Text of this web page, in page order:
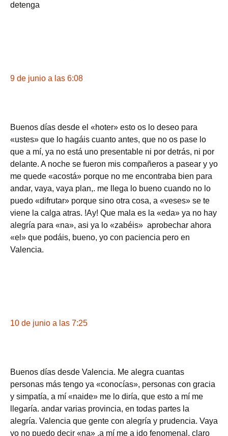
detenga
9 de junio a las 6:08
Buenos días desde el «hoter» esto os lo deseo para
«ustes» que lo hagáis cuanto antes, que no os pase lo
que a mí, ya no está uno presentable ni por detrás, ni por
delante. A noche se fueron mis compañeros a pasear y yo
me quede «acostá» porque no me encontraba bien para
andar, vaya, vaya plan,. me llega lo bueno cuando no lo
puedo «difrutar» porque sino otra cosa, a «veses» se te
viene la calga atras. !Ay! Que mala es la «eda» ya no hay
alegría para «na», asi ya lo «zabéis» aprobechar ahora
«el» que podáis, bueno, yo con paciencia pero en
Valencia.
10 de junio a las 7:25
Buenos días desde Valencia. Me alegra cuantas
personas más tengo ya «conocías», personas con gracia
y simpatía, a mí «naide» me lo diría, que esto a mí me
llegaría. andar varias provincia, en todas partes la
alegría. Valencia que gente con alegría y prudencia. Vaya
yo no puedo decir «na» .a mí me a ido fenomenal, claro